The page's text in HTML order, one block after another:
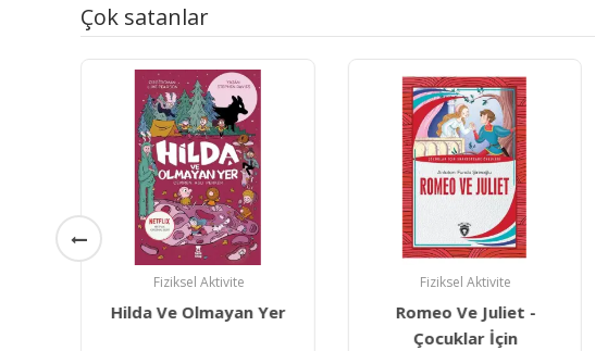
Çok satanlar
Fiziksel Aktivite
Hilda Ve Olmayan Yer
Fiziksel Aktivite
Romeo Ve Juliet -
Çocuklar İçin